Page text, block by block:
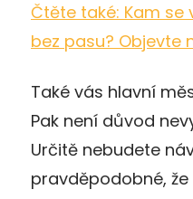
Čtěte také: Kam
bez pasu? Objevte
Také vás hlavní
Pak není důvod
Určitě nebudete
pravděpodobné, že